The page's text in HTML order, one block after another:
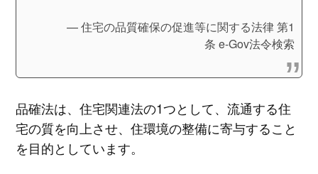
住宅の品質確保の促進等に関する法律 第1
条 e-Gov法令検索
品確法は、住宅関連法の1つとして、流通する住
宅の質を向上させ、住環境の整備に寄与すること
を目的としています。